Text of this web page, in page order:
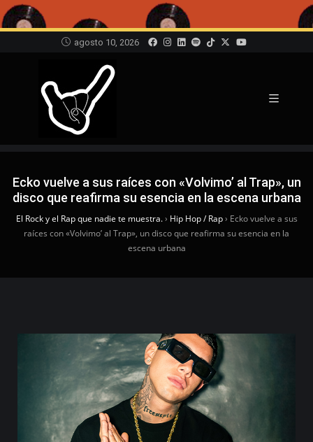
agosto 10, 2026
Ecko vuelve a sus raíces con «Volvimo’ al Trap», un
disco que reafirma su esencia en la escena urbana
El Rock y el Rap que nadie te muestra.› Hip Hop / Rap› Ecko vuelve a sus
raíces con «Volvimo’ al Trap», un disco que reafirma su esencia en la
escena urbana